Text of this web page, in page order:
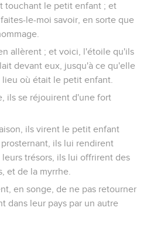
touchant le petit enfant ; et
le-moi savoir, en sorte que
allèrent ; et voici, l'étoile qu'ils
devant eux, jusqu'à ce qu'elle
où était le petit enfant.
ils se réjouirent d'une fort
ils virent le petit enfant
ils lui rendirent
trésors, ils lui offrirent des
et de la myrrhe.
en songe, de ne pas retourner
dans leur pays par un autre